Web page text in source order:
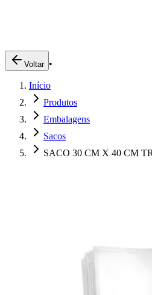
Pedidos Online
Trabalhe Conosco
Voltar •
Início
Produtos
Embalagens
Sacos
SACO 30 CM X 40 CM